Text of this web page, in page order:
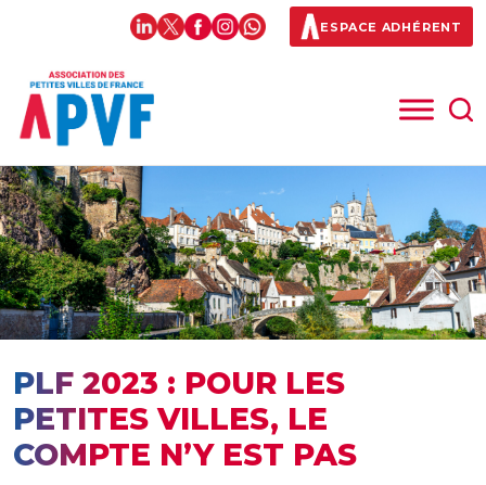
ESPACE ADHÉRENT
PLF 2023 : POUR LES
PETITES VILLES, LE
COMPTE N’Y EST PAS